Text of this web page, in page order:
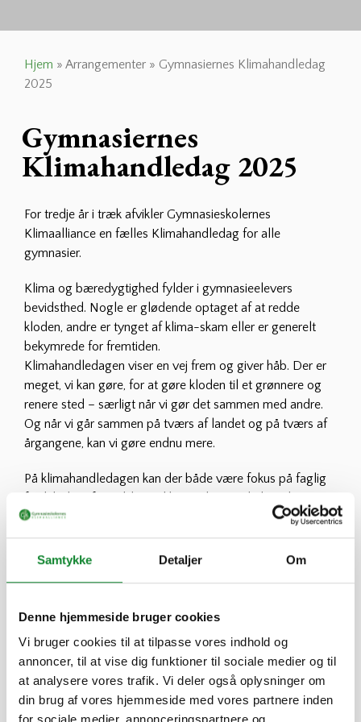
Samtykke Detaljer Om
Denne hjemmeside bruger cookies
Vi bruger cookies til at tilpasse vores indhold og
annoncer, til at vise dig funktioner til sociale medier og til
at analysere vores trafik. Vi deler også oplysninger om
din brug af vores hjemmeside med vores partnere inden
Hjem » Arrangementer » Gymnasiernes Klimahandledag
2025
Gymnasiernes
Klimahandledag 2025
For tredje år i træk afvikler Gymnasieskolernes
Klimaalliance en fælles Klimahandledag for alle
gymnasier.
Klima og bæredygtighed fylder i gymnasieelevers
bevidsthed. Nogle er glødende optaget af at redde
kloden, andre er tynget af klima-skam eller er generelt
bekymrede for fremtiden.
Klimahandledagen viser en vej frem og giver håb. Der er
meget, vi kan gøre, for at gøre kloden til et grønnere og
renere sted – særligt når vi gør det sammen med andre.
Og når vi går sammen på tværs af landet og på tværs af
årgangene, kan vi gøre endnu mere.
På klimahandledagen kan der både være fokus på faglig
fordybelse i fx problematikker omkring cirkulær økonomi,
energiformer eller biodiversitet, man kan slippe
kreativiteten løs og lave nye kreationer af gamle
materialer, skrive sange, digte eller debatindlæg om
sammensætter selv sin klimahandledag ud fra elevernes
ønsker og de lokale forhold.
For at skabe mest mulig fleksibilitet er der ikke noget fast